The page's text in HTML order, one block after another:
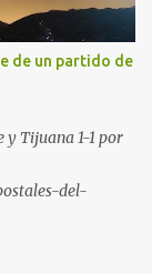
de un partido de
y Tijuana 1-1 por
del-